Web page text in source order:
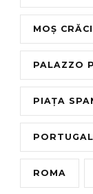
MOȘ
PALAZZO
PIAȚA
ROMA